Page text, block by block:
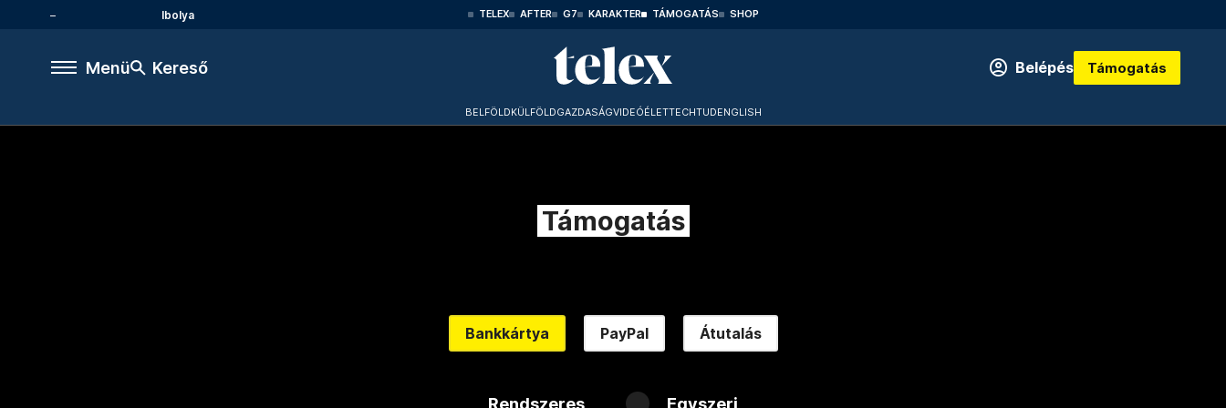
Ibolya TELEX AFTER G7 KARAKTER TÁMOGATÁS SHOP
Menü Kereső Belépés Támogatás
BELFÖLDKÜLFÖLDGAZDASÁGVIDEÓÉLETTECHTUDENGLISH
Támogatás
Bankkártya PayPal Átutalás
Rendszeres Egyszeri